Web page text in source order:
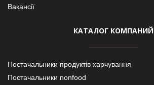
Вакансії
КАТАЛОГ КОМПАНИЙ
Постачальники продуктів харчування
Постачальники nonfood